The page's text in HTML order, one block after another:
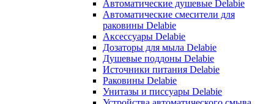
Автоматические душевые Delabie
Автоматические смесители для
раковины Delabie
Аксессуары Delabie
Дозаторы для мыла Delabie
Душевые поддоны Delabie
Источники питания Delabie
Раковины Delabie
Унитазы и писсуары Delabie